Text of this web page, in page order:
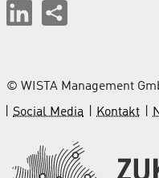
© WISTA Management
Social Media
Kontakt